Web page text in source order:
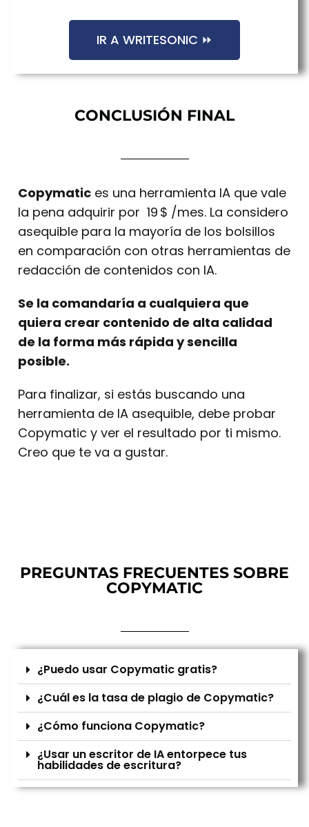
IR A WRITESONIC ⏩
CONCLUSIÓN FINAL
Copymatic es una herramienta IA que vale
la pena adquirir por 19 $ /mes. La considero
asequible para la mayoría de los bolsillos
en comparación con otras herramientas de
redacción de contenidos con IA.
Se la comandaría a cualquiera que
quiera crear contenido de alta calidad
de la forma más rápida y sencilla
posible.
Para finalizar, si estás buscando una
herramienta de IA asequible, debe probar
Copymatic y ver el resultado por ti mismo.
Creo que te va a gustar.
PREGUNTAS FRECUENTES SOBRE
COPYMATIC
¿Puedo usar Copymatic gratis?
¿Cuál es la tasa de plagio de Copymatic?
¿Cómo funciona Copymatic?
¿Usar un escritor de IA entorpece tus
habilidades de escritura?